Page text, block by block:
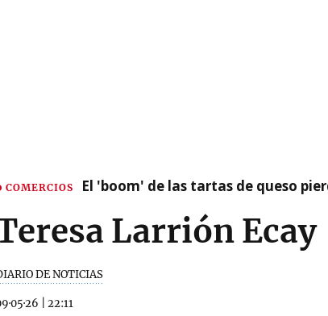
COMERCIOS El 'boom' de las tartas de queso
Larrión Ecay
DE NOTICIAS
22:11